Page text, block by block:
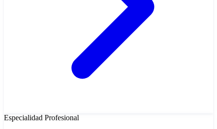
Especialidad Profesional